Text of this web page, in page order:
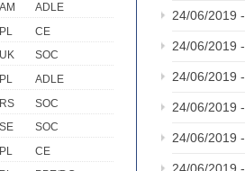
AM
ADLE
PL
CE
UK
SOC
PL
ADLE
RS
SOC
SE
SOC
PL
CE
24/06/2019 -
24/06/2019 -
24/06/2019 -
24/06/2019 -
24/06/2019 -